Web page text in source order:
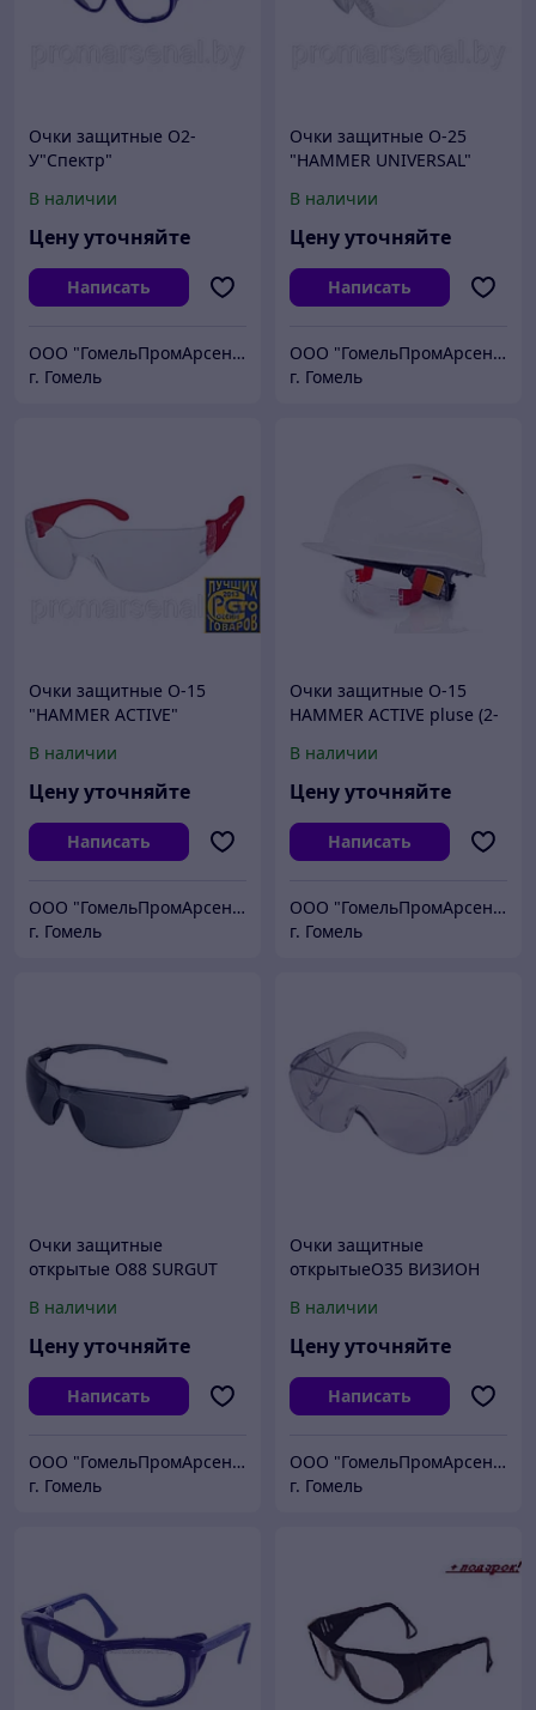
Очки защитные О2-
У"Спектр"
В наличии
Цену уточняйте
Написать
ООО "ГомельПромАрсенал"
г. Гомель
Очки защитные О-25
"HAMMER UNIVERSAL"
В наличии
Цену уточняйте
Написать
ООО "ГомельПромАрсенал"
г. Гомель
Очки защитные О-15
"HAMMER ACTIVE"
В наличии
Цену уточняйте
Написать
ООО "ГомельПромАрсенал"
г. Гомель
Очки защитные О-15
HAMMER ACTIVE pluse (2-
(СОМЗ)
В наличии
Цену уточняйте
Написать
ООО "ГомельПромАрсенал"
г. Гомель
Очки защитные
открытые О88 SURGUT
(СОМЗ)
В наличии
Цену уточняйте
Написать
ООО "ГомельПромАрсенал"
г. Гомель
Очки защитные
открытыеО35 ВИЗИОН
В наличии
Цену уточняйте
Написать
ООО "ГомельПромАрсенал"
г. Гомель